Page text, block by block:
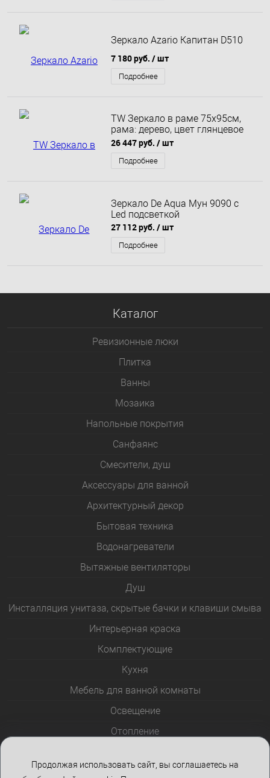
Зеркало Azario Капитан D510
7 180 руб. / шт
Подробнее
TW Зеркало в раме 75х95см,
рама: дерево, цвет глянцевое
серебро
26 447 руб. / шт
Подробнее
Зеркало De Aqua Мун 9090 с
Led подсветкой
27 112 руб. / шт
Подробнее
Каталог
Ревизионные люки
Плитка
Bанны
Мозаика
Напольные покрытия
Санфаянс
Смесители, душ
Аксессуары для ванной
Архитектурный декор
Бытовая техника
Водонагреватели
Вытяжные вентиляторы
Душ
Инсталляция унитаза, скрытые бачки и клавиши смыва
Интерьерная краска
Комплектующие
Кухня
Мебель для ванной комнаты
Освещение
Отопление
Розетки и выключатели
Продолжая использовать сайт, вы соглашаетесь на